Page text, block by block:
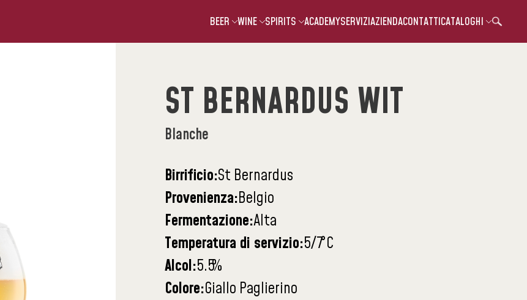
BEER WINE SPIRITS ACADEMYSERVIZIAZIENDACONTATTICATALOGHI
ST BERNARDUS WIT
Blanche
Birrificio:St Bernardus
Provenienza:Belgio
Fermentazione:Alta
Temperatura di servizio:5/7°C
Alcol:5.5%
Colore:Giallo Paglierino